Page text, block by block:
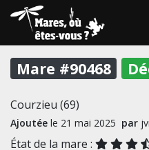
Mare #90468
Courzieu (69)
Ajoutée le 21 mai 2025 par
État de la mare :